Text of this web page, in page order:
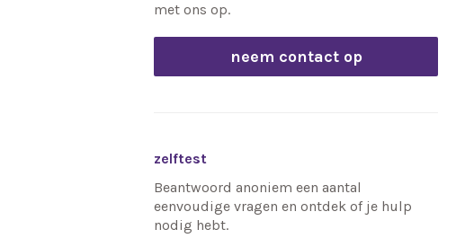
met ons op.
neem contact op
zelftest
Beantwoord anoniem een aantal
eenvoudige vragen en ontdek of je hulp
nodig hebt.